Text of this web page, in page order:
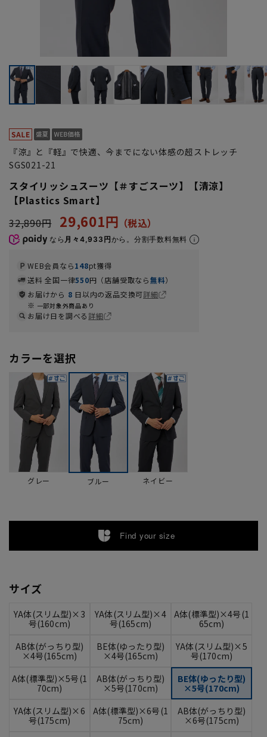
『涼』と『軽』で快適、今までにない体感の超ストレッチ
SGS021-21
スタイリッシュスーツ【＃すごスーツ】【清涼】
【Plastics Smart】
32,890円
29,601円
なら 月々4,933円から。分割手数料無料
WEB会員なら148pt獲得
送料 全国一律550円（店舗受取なら無料）
お届けから 8 日以内の返品交換可詳細
一部対象外商品あり
お届け日を調べる詳細
カラーを選択
グレー ブルー ネイビー
Find your size
サイズ
YA体(スリム型)×3
号(160cm)
YA体(スリム型)×4
号(165cm)
A体(標準型)×4号(1
65cm)
AB体(がっちり型)
×4号(165cm)
BE体(ゆったり型)
×4号(165cm)
YA体(スリム型)×5
号(170cm)
A体(標準型)×5号(1
70cm)
AB体(がっちり型)
×5号(170cm)
BE体(ゆったり型)
×5号(170cm)
YA体(スリム型)×6
号(175cm)
A体(標準型)×6号(1
75cm)
AB体(がっちり型)
×6号(175cm)